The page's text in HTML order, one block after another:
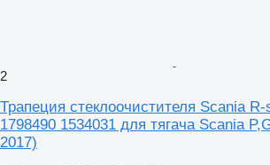
2
Трапеция стеклоочистителя Scania
1798490 1534031 для тягача Scania
2017)